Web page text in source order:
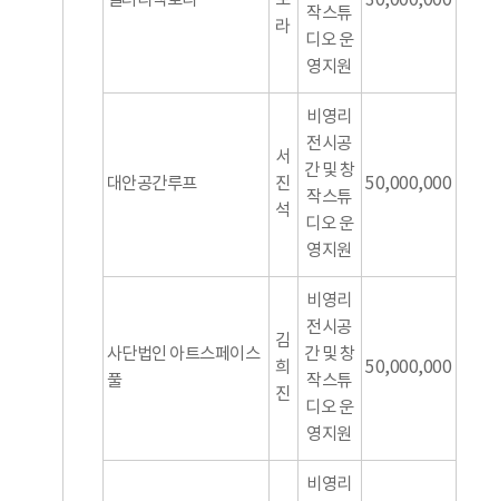
라
작스튜
디오 운
영지원
대안공간루프
서
진
석
비영리
전시공
간 및 창
작스튜
디오 운
영지원
50,000,000
사단법인 아트스페이스
풀
김
희
진
비영리
전시공
간 및 창
작스튜
디오 운
영지원
50,000,000
비영리